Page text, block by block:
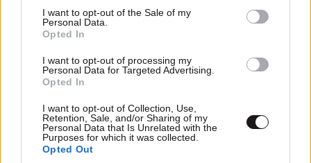
consent section.
I want to opt-out of the Sale of my
Personal Data.
Opted In
I want to opt-out of processing my
Personal Data for Targeted Advertising.
Opted In
I want to opt-out of Collection, Use,
Retention, Sale, and/or Sharing of my
Personal Data that Is Unrelated with the
Purposes for which it was collected.
Opted Out
Xαρακτήρες: 0/1000
Διαβάστε και ακολουθήστε τους κανόνες σχολιασμού